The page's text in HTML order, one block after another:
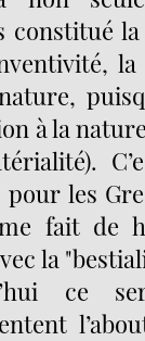
constitué
à la
les
fait de
la
ce